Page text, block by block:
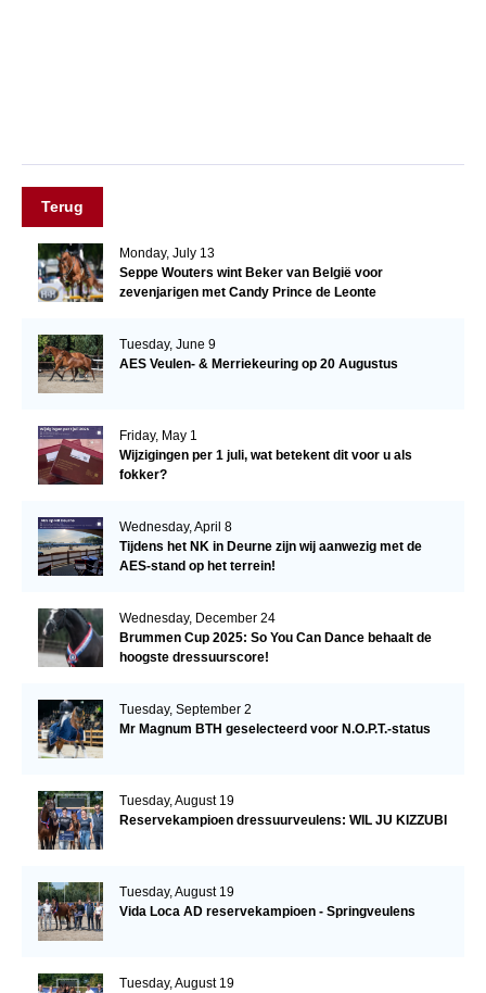
Terug
Monday, July 13
Seppe Wouters wint Beker van België voor
zevenjarigen met Candy Prince de Leonte
Tuesday, June 9
AES Veulen- & Merriekeuring op 20 Augustus
Friday, May 1
Wijzigingen per 1 juli, wat betekent dit voor u als
fokker?
Wednesday, April 8
Tijdens het NK in Deurne zijn wij aanwezig met de
AES-stand op het terrein!
Wednesday, December 24
Brummen Cup 2025: So You Can Dance behaalt de
hoogste dressuurscore!
Tuesday, September 2
Mr Magnum BTH geselecteerd voor N.O.P.T.-status
Tuesday, August 19
Reservekampioen dressuurveulens: WIL JU KIZZUBI
Tuesday, August 19
Vida Loca AD reservekampioen - Springveulens
Tuesday, August 19